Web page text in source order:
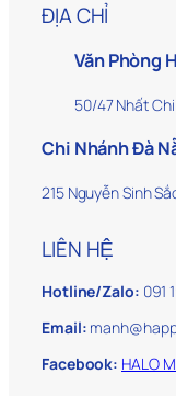
ĐỊA CHỈ
Văn Phòng
50/47 Nhất
Chi Nhánh Đà
215 Nguyễn Sinh
LIÊN HỆ
Hotline/Zalo: 091
Email:
Facebook: HALO